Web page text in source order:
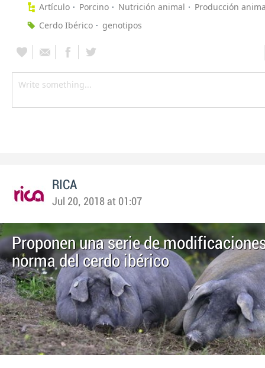
Artículo Porcino Nutrición animal
Producción
Cerdo Ibérico
genotipos
RICA
Jul 20, 2018 at 01:07
Proponen una serie de
norma del cerdo ibérico